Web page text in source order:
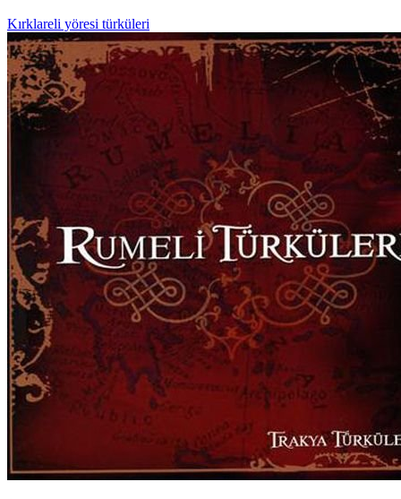
Kırklareli yöresi türküleri